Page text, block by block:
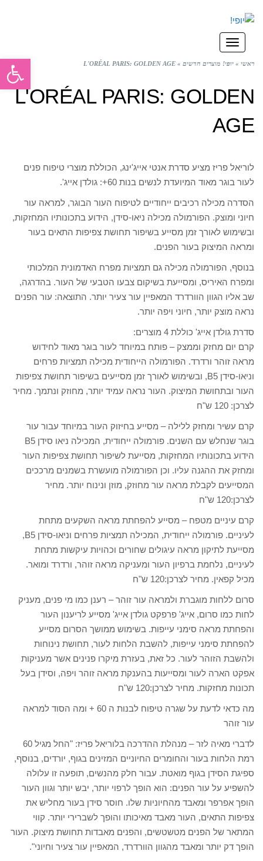
תפריט
ראשי » יופי! מוצרים חדשים »
L'ORÉAL PARIS: GOLDEN AGE
L'ORÉAL PARIS: GOLDEN
AGE
לוריאל פריז מציע סדרת אנטי אייג'ינג, הכוללת מוצרי טיפוח פנים
לעור בוגר מאוד המיועדת לנשים בנות 60+: גולדן אייג'.
הסדרה מכילה רכיבים ייחודיים לטיפוח העור הבוגר, למראה עור
חיוני ומוצק. הפורמולה מכילה ניאו-סידן, הידוע בתכונותיו המחזקות,
ובשימוש לאורך זמן מסייע בשיפור תחושת צפיפות התאים בעור
ומראה המיצוק בעור הפנים.
בנוסף, הפורמולה מכילה גם תמציות מפרח האדמונית המלכותי
ומפרח האיריס, ומסייעת בשיקום צבעו הטבעי של העור. בהדרגה,
שב אליו הגוון הוורדרד המאפיין עור צעיר יותר. התוצאה: עור הפנים
נראה מוצק יותר, חיוני ויפה יותר.
סדרת גולדן אייג' כוללת 4 מוצרים:
קרם יום מחזק וממצק – פותח במיוחד לעור בוגר מאוד לחידוש
מראה זוהר ורדרד. הפורמולה הייחודית מכילה תמציות פרחים
וניאו-סידן B5, ובשימוש לאורך זמן מסייעים בשיפור תחושת צפיפות
העור ובתחושת המיצוק. העור נראה עמיד יותר, מחוזק ונתמך. מחיר
לצרכן: 120 ש"ח
קרם עשיר ומחזק ללילה – מסייע בחיזוק העור במיוחד עבור עור
בוגר שנחלש עם השנים. פורמולה ייחודית, המכילה ניאו סידן B5
הידוע בתכונותיו המחזקות, מסייעת לשיפור תחושת צפיפות העור
ומחזק את ההגנה עליו. וכן הפורמולה מועשרת בשמנים מרככים
המסייעים לקבלת מראה עור מחוזק, מוזן ונינוח יותר. מחיר
לצרכן:120 ש"ח
קרם עיניים מטפח – מסייע להפחתת מראה השקעים מתחת
לעיניים. פורמולה ייחודית, המכילה תמציות פרחים וניאו-סידן B5,
מסייעת לתיקון מראה עיגולים שחורים וכהויות עיקשות מתחת
לעיניים, נלחמת ברפיון העור ומעניקה מראה זוהר, ורדרד ומואר.
מכיל קפאין. מחיר לצרכן:120 ש"ח
סרום ללחות מוגברת ולמראה עור זוהר – רענן כמו מי פנים, מעניק
לחות כמו סרום, אייג' פרפקט גולדן אייג' מסייע לריענון העור
והפחתת מראה סימני עייפות. בשימוש ממושך הסרום מסייע
להפחתת סימני עייפות, להשבת הלחות לעור, תחושת נינוחות
ולהשבת הזוהר לעור. כל זאת, בעזרת מיקרו פנינים אשר מעניקות
אפקט הארה לעור ומסייעות בהענקת מראה זוהר ויפה, וסידן בעל
תכונות מחזקות. מחיר לצרכן:120 ש"ח
מה כדאי לדעת על שגרה טיפוח לבנות ה 60 + ומה הסוד למראה
עור זוהר
לדברי מאיה לזר – מנהלת ההדרכה בלוריאל פריז: "החל מגיל 60
רמת הלחות בעור והחומרים החיוניים המזינים בגוף, יורדים, בנוסף,
ספיגת הסידן בגוף מואטת. עבור חלק מהנשים, תופעה זו עלולה
להשפיע על עור הפנים: הוא הופך לרפוי יותר, יבש יותר וגוון העור
הופך אפרפר ומאבד מהחיוניות שלו. חוסר סידן בעור מחליש את
צפיפות התאים, העור מאבד מאיכותו והופך לשברירי יותר. קווי
המתאר של הפנים מטשטשים, והפנים מאבדות תחושת מיצוק. העור
הופך דק יותר ומאבד מהגוון הוורדרד, המאפיין עור צעיר וחיוני".
פתח